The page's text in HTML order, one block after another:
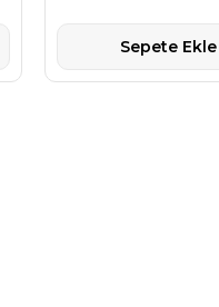
Sepete Ekle